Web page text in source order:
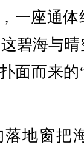
一座通
碧海与晴
面而来的
地窗把